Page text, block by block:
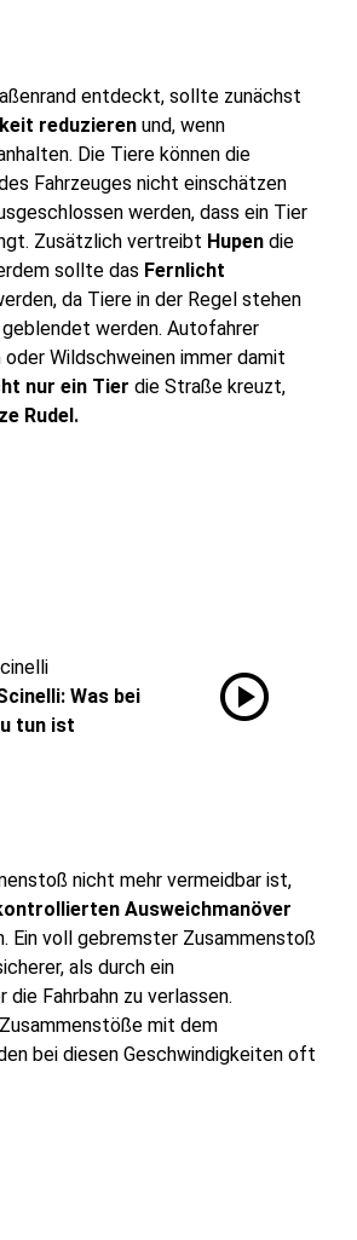
entdeckt, sollte zunächst
reduzieren und, wenn
Die Tiere können die
Fahrzeuges nicht einschätzen
werden, dass ein Tier
Zusätzlich vertreibt Hupen die
sollte das Fernlicht
da Tiere in der Regel stehen
werden. Autofahrer
Wildschweinen immer damit
nur ein Tier die Straße kreuzt,
Rudel.
Was bei
tun ist
play_circle
nicht mehr vermeidbar ist,
Ausweichmanöver
Ein voll gebremster Zusammenstoß
als durch ein
die Fahrbahn zu verlassen.
mit dem
bei diesen Geschwindigkeiten oft